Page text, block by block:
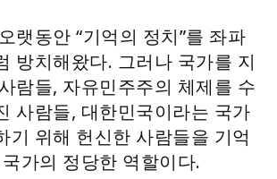
랫동안 “기억의 정치”를 좌파
방치해왔다. 그러나 국가를 지
람들, 자유민주주의 체제를 수
사람들, 대한민국이라는 국가
기 위해 헌신한 사람들을 기억
가의 정당한 역할이다.